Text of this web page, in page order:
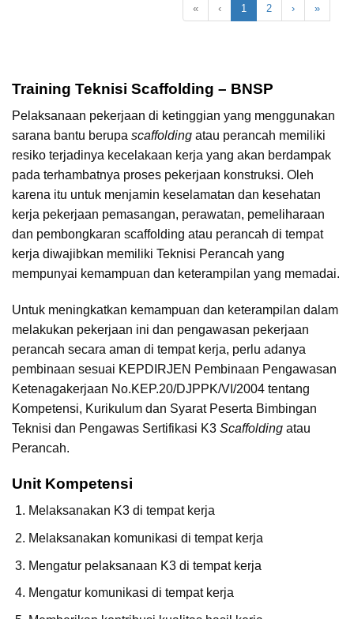
« ‹ 1 2 › »
Training Teknisi Scaffolding – BNSP
Pelaksanaan pekerjaan di ketinggian yang menggunakan
sarana bantu berupa scaffolding atau perancah memiliki
resiko terjadinya kecelakaan kerja yang akan berdampak
pada terhambatnya proses pekerjaan konstruksi. Oleh
karena itu untuk menjamin keselamatan dan kesehatan
kerja pekerjaan pemasangan, perawatan, pemeliharaan
dan pembongkaran scaffolding atau perancah di tempat
kerja diwajibkan memiliki Teknisi Perancah yang
mempunyai kemampuan dan keterampilan yang memadai.
Untuk meningkatkan kemampuan dan keterampilan dalam
melakukan pekerjaan ini dan pengawasan pekerjaan
perancah secara aman di tempat kerja, perlu adanya
pembinaan sesuai KEPDIRJEN Pembinaan Pengawasan
Ketenagakerjaan No.KEP.20/DJPPK/VI/2004 tentang
Kompetensi, Kurikulum dan Syarat Peserta Bimbingan
Teknisi dan Pengawas Sertifikasi K3 Scaffolding atau
Perancah.
Unit Kompetensi
Melaksanakan K3 di tempat kerja
Melaksanakan komunikasi di tempat kerja
Mengatur pelaksanaan K3 di tempat kerja
Mengatur komunikasi di tempat kerja